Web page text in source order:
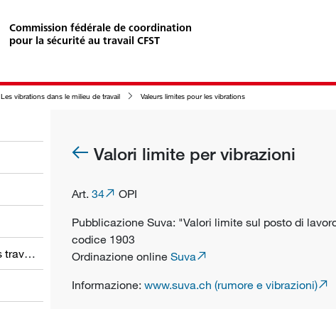
Commission fédérale de coordination
pour la sécurité au travail CFST
Les vibrations dans le milieu de travail Valeurs limites pour les vibrations
Obligations des employeurs et des travailleurs
Valori limite per vibrazioni
Art. 34
OPI
Pubblicazione Suva: "Valori limite sul posto di
codice 1903
Ordinazione online Suva
Informazione: www.suva.ch (rumore e vibrazioni)